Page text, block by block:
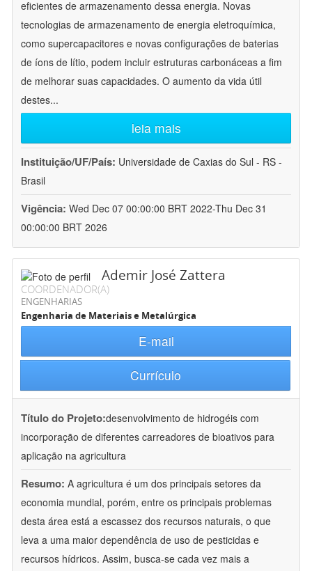
eficientes de armazenamento dessa energia. Novas
tecnologias de armazenamento de energia eletroquímica,
como supercapacitores e novas configurações de baterias
de íons de lítio, podem incluir estruturas carbonáceas a fim
de melhorar suas capacidades. O aumento da vida útil
destes...
leia mais
Instituição/UF/País: Universidade de Caxias do Sul - RS -
Brasil
Vigência: Wed Dec 07 00:00:00 BRT 2022-Thu Dec 31
00:00:00 BRT 2026
Ademir José Zattera
COORDENADOR(A)
ENGENHARIAS
Engenharia de Materiais e Metalúrgica
E-mail
Currículo
Título do Projeto:desenvolvimento de hidrogéis com
incorporação de diferentes carreadores de bioativos para
aplicação na agricultura
Resumo: A agricultura é um dos principais setores da
economia mundial, porém, entre os principais problemas
desta área está a escassez dos recursos naturais, o que
leva a uma maior dependência de uso de pesticidas e
recursos hídricos. Assim, busca-se cada vez mais a